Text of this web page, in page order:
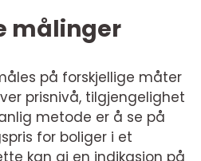
målinger
på forskjellige måter
prisnivå, tilgjengelighet
metode er å se på
for boliger i et
kan gi en indikasjon på